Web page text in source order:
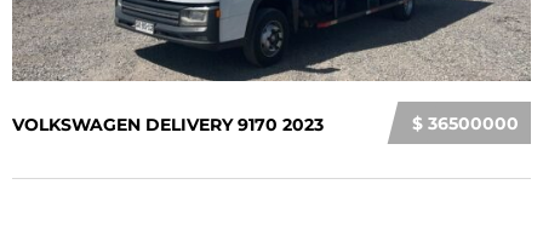
$ 36500000
VOLKSWAGEN DELIVERY 9170 2023